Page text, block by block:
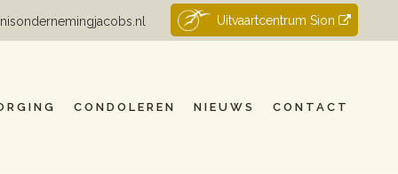
Uitvaartcentrum Sion
CONDOLEREN NIEUWS CONTACT